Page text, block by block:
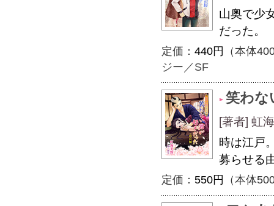
山奥で少
だった。
定価： 440円
（本体
ジー／SF
笑わな
[著者] 虹
時は江戸
募らせる
定価： 550円 （本体